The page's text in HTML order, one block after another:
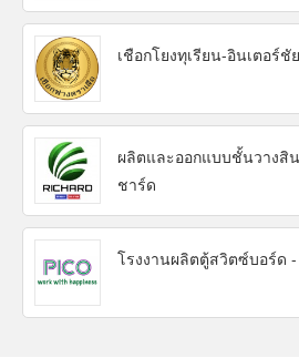
เชือกโยงทุเรียน-อินเตอร์
ผลิตและออกแบบชั้นวางสิ
ชาร์ด
โรงงานผลิตตู้สวิตซ์บอร์ด -